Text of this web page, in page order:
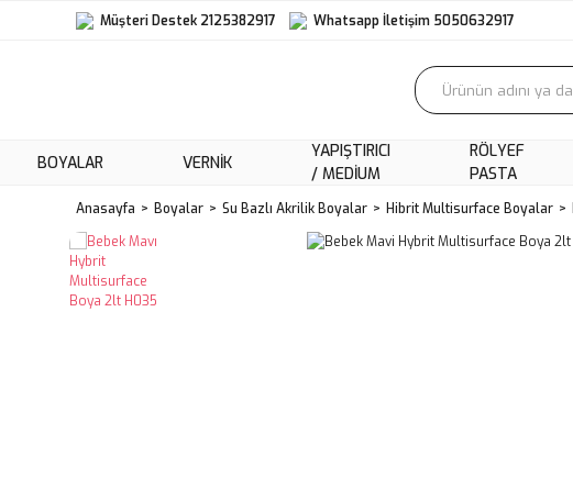
Müşteri Destek 2125382917 Whatsapp İletişim 5050632917
BOYALAR VERNIK
YAPIŞTIRICI
/ MEDIUM
RÖLYEF
PASTA
Anasayfa Boyalar Su Bazlı Akrilik Boyalar Hibrit Multisurface Boyalar